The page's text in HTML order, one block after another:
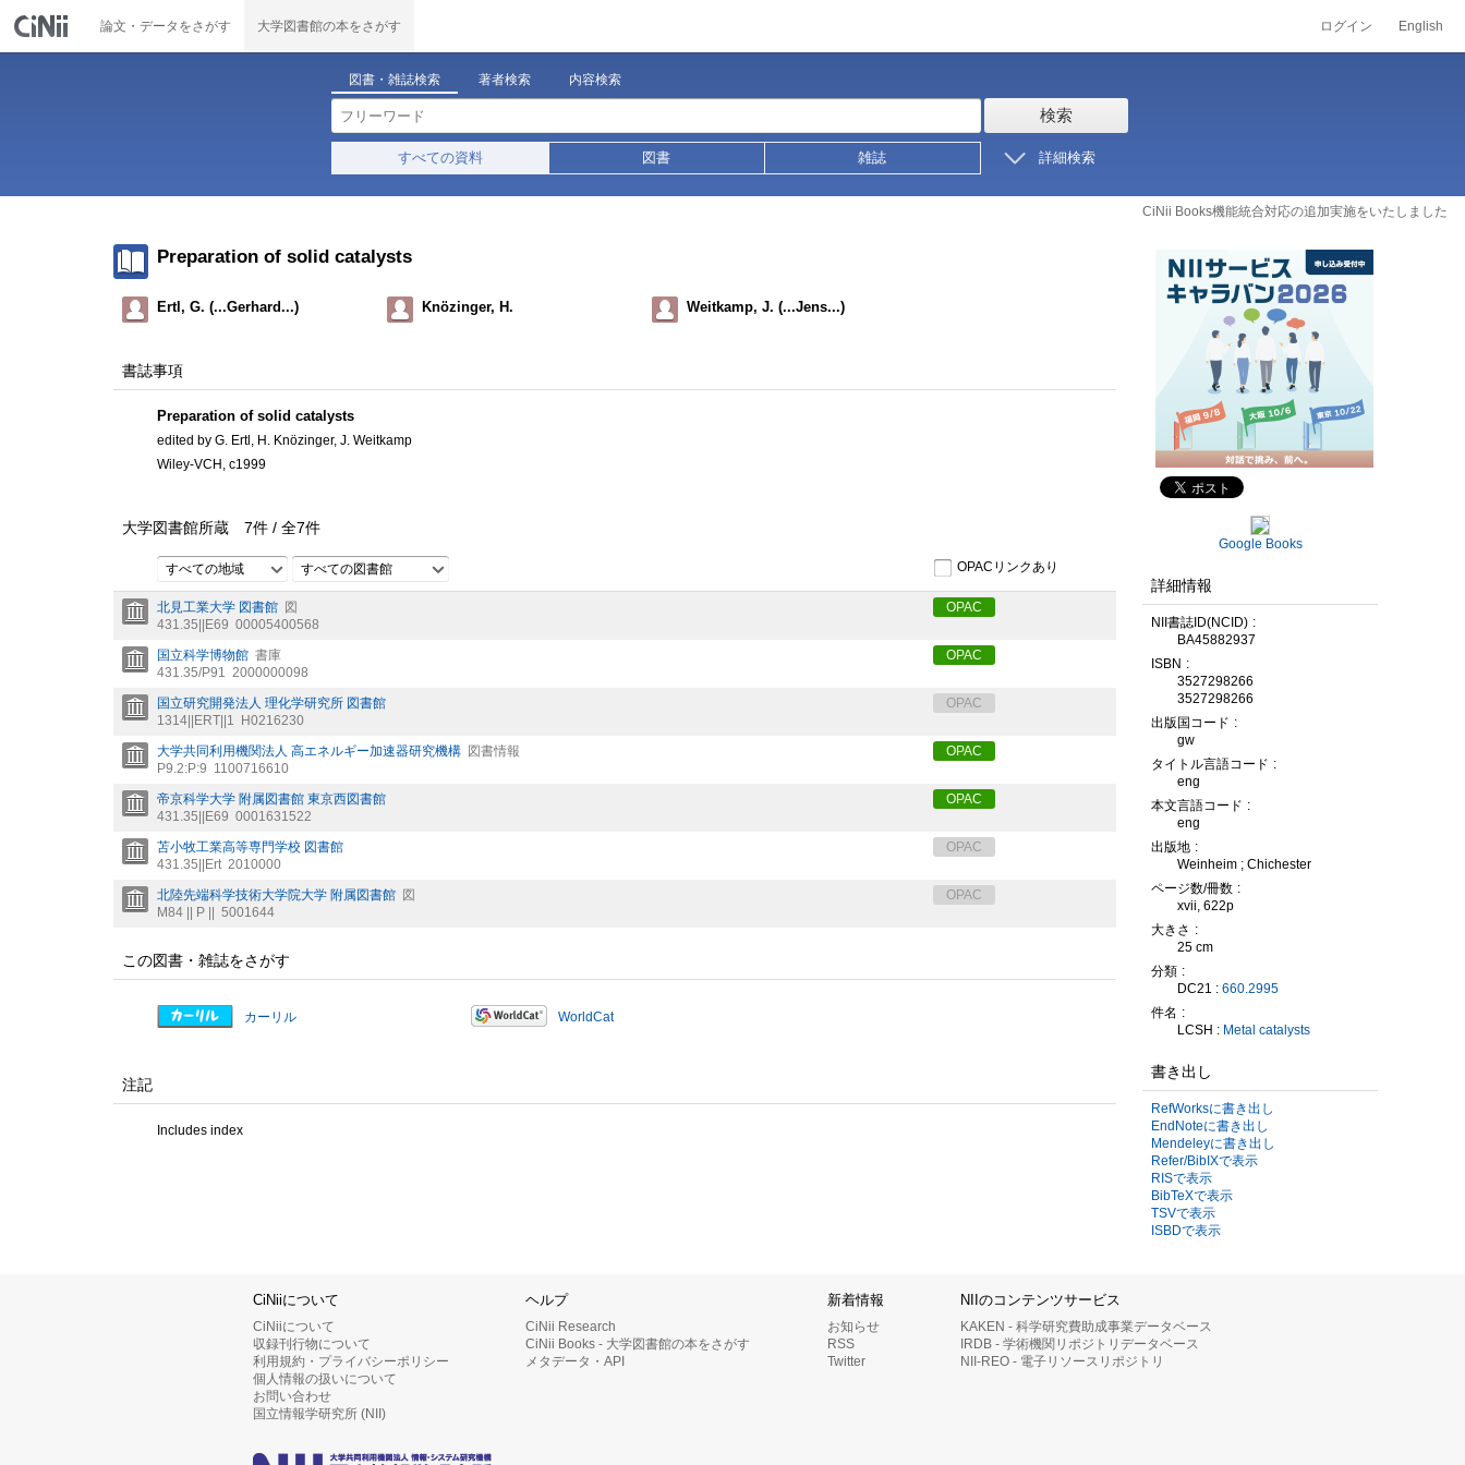
論文・データをさがす 大学図書館の本をさがす ログイン English
図書・雑誌検索 著者検索 内容検索
検索
すべての資料 図書 雑誌 詳細検索
CiNii Books機能統合対応の追加実施をいたしました
Preparation of solid catalysts
Ertl, G. (...Gerhard...) Knözinger, H. Weitkamp, J. (...Jens...)
書誌事項
Preparation of solid catalysts
edited by G. Ertl, H. Knözinger, J. Weitkamp
Wiley-VCH, c1999
大学図書館所蔵 7件 / 全7件
すべての地域 すべての図書館 OPACリンクあり
北見工業大学 図書館 図
431.35||E69 00005400568
OPAC
国立科学博物館 書庫
431.35/P91 2000000098
OPAC
国立研究開発法人 理化学研究所 図書館
1314||ERT||1
H0216230
OPAC
大学共同利用機関法人 高エネルギー加速器研究機構 図書情報
P9.2:P:9 1100716610
OPAC
帝京科学大学 附属図書館 東京西図書館
431.35||E69 0001631522
OPAC
苫小牧工業高等専門学校 図書館
431.35||Ert 2010000
OPAC
北陸先端科学技術大学院大学 附属図書館 図
M84 || P ||
5001644
OPAC
この図書・雑誌をさがす
カーリル WorldCat
注記
Includes index
Google Books
詳細情報
NII書誌ID(NCID)
BA45882937
ISBN
3527298266
3527298266
出版国コード
gw
タイトル言語コード
eng
本文言語コード
eng
出版地
Weinheim ; Chichester
ページ数/冊数
xvii, 622p
大きさ
25 cm
分類
DC21 : 660.2995
件名
LCSH : Metal catalysts
書き出し
RefWorksに書き出し
EndNoteに書き出し
Mendeleyに書き出し
Refer/BibIXで表示
RISで表示
BibTeXで表示
TSVで表示
ISBDで表示
CiNiiについて
CiNiiについて
収録刊行物について
利用規約・プライバシーポリシー
個人情報の扱いについて
お問い合わせ
国立情報学研究所 (NII)
ヘルプ
CiNii Research
CiNii Books - 大学図書館の本をさがす
メタデータ・API
新着情報
お知らせ
RSS
Twitter
NIIのコンテンツサービス
KAKEN - 科学研究費助成事業データベース
IRDB - 学術機関リポジトリデータベース
NII-REO - 電子リソースリポジトリ